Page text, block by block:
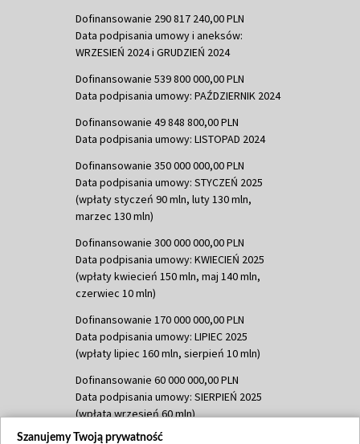
Dofinansowanie 290 817 240,00 PLN
Data podpisania umowy i aneksów:
WRZESIEŃ 2024 i GRUDZIEŃ 2024
Dofinansowanie 539 800 000,00 PLN
Data podpisania umowy: PAŹDZIERNIK 2024
Dofinansowanie 49 848 800,00 PLN
Data podpisania umowy: LISTOPAD 2024
Dofinansowanie 350 000 000,00 PLN
Data podpisania umowy: STYCZEŃ 2025
(wpłaty styczeń 90 mln, luty 130 mln,
marzec 130 mln)
Dofinansowanie 300 000 000,00 PLN
Data podpisania umowy: KWIECIEŃ 2025
(wpłaty kwiecień 150 mln, maj 140 mln,
czerwiec 10 mln)
Dofinansowanie 170 000 000,00 PLN
Data podpisania umowy: LIPIEC 2025
(wpłaty lipiec 160 mln, sierpień 10 mln)
Dofinansowanie 60 000 000,00 PLN
Data podpisania umowy: SIERPIEŃ 2025
(wpłata wrzesień 60 mln)
Dofinansowanie 635 783 051,21 PLN
Szanujemy Twoją prywatność